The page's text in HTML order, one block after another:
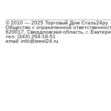
© 2010 — 2025 Торговый Дом Сталь24ру
Общество с ограниченной
620017, Свердловская область, г.
тел: (343) 264-18-51
email: info@steel24.ru